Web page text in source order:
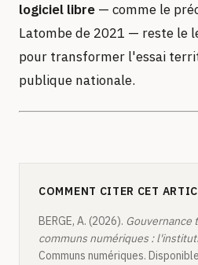
logiciel libre — comme le
Latombe de 2021 — reste le
pour transformer l'essai
publique nationale.
COMMENT CITER CET
BERGE, A. (2026). Gouvernance
communs numériques :
Communs numériques.